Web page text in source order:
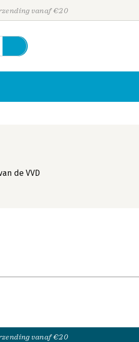
vanaf €20
de VVD
vanaf €20
Personen